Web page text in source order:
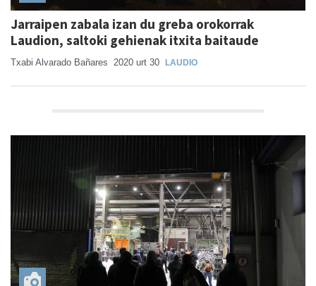
Jarraipen zabala izan du greba orokorrak
Laudion, saltoki gehienak itxita baitaude
Txabi Alvarado Bañares 2020 urt 30 LAUDIO